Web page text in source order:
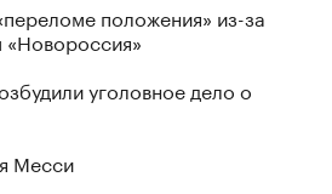
положения» из-за
уголовное дело о
Месси